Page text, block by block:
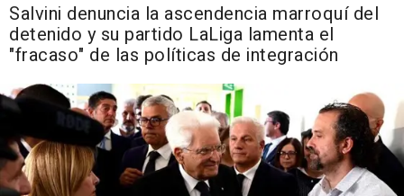
Salvini denuncia la ascendencia marroquí del
detenido y su partido LaLiga lamenta el
"fracaso" de las políticas de integración